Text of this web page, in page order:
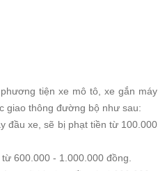
tiện xe mô tô, xe gắn máy
giao thông đường bộ như sau:
đầu xe, sẽ bị phạt tiền từ 100.000
600.000 - 1.000.000 đồng.